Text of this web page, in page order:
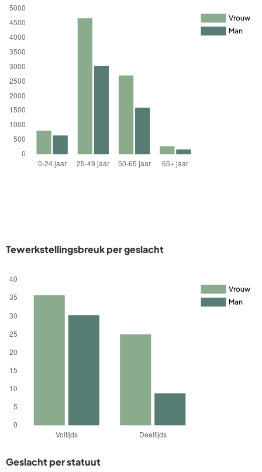
Tewerkstellingsbreuk per geslacht
Geslacht per statuut